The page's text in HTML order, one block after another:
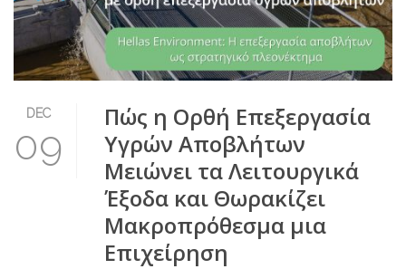
DEC
09
Πώς η Ορθή Επεξεργασία
Υγρών Αποβλήτων
Μειώνει τα Λειτουργικά
Έξοδα και Θωρακίζει
Μακροπρόθεσμα μια
Επιχείρηση